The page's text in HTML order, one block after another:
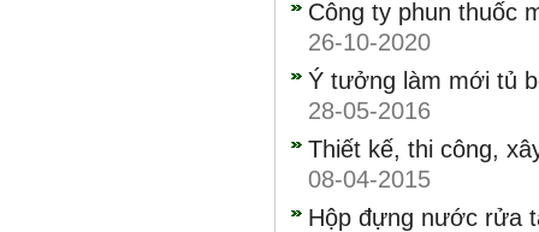
Công ty phun thuốc
26-10-2020
Ý tưởng làm mới tủ
28-05-2016
Thiết kế, thi công,
08-04-2015
Hộp đựng nước rửa